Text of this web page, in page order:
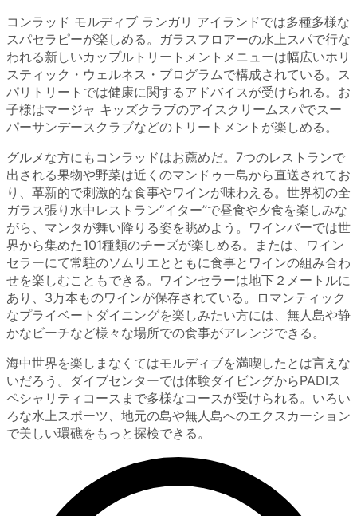
コンラッド モルディブ ランガリ アイランドでは多種多様な
スパセラピーが楽しめる。ガラスフロアーの水上スパで行な
われる新しいカップルトリートメントメニューは幅広いホリ
スティック・ウェルネス・プログラムで構成されている。ス
パリトリートでは健康に関するアドバイスが受けられる。お
子様はマージャ キッズクラブのアイスクリームスパでスー
パーサンデースクラブなどのトリートメントが楽しめる。
グルメな方にもコンラッドはお薦めだ。7つのレストランで
出される果物や野菜は近くのマンドゥー島から直送されてお
り、革新的で刺激的な食事やワインが味わえる。世界初の全
ガラス張り水中レストラン“イター”で昼食や夕食を楽しみな
がら、マンタが舞い降りる姿を眺めよう。ワインバーでは世
界から集めた101種類のチーズが楽しめる。または、ワイン
セラーにて常駐のソムリエとともに食事とワインの組み合わ
せを楽しむこともできる。ワインセラーは地下２メートルに
あり、3万本ものワインが保存されている。ロマンティック
なプライベートダイニングを楽しみたい方には、無人島や静
かなビーチなど様々な場所での食事がアレンジできる。
海中世界を楽しまなくてはモルディブを満喫したとは言えな
いだろう。ダイブセンターでは体験ダイビングからPADIス
ペシャリティコースまで多様なコースが受けられる。いろい
ろな水上スポーツ、地元の島や無人島へのエクスカーション
で美しい環礁をもっと探検できる。